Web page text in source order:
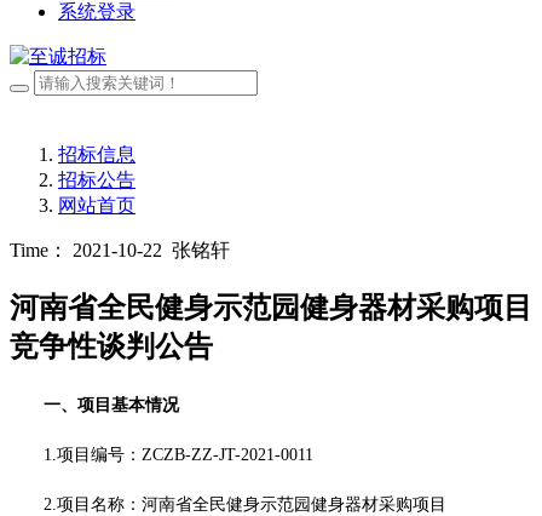
系统登录
招标信息
招标公告
网站首页
Time： 2021-10-22 张铭轩
河南省全民健身示范园健身器材采购项目
竞争性谈判公告
一、项目基本情况
1.项目编号： ZCZB-ZZ-JT-2021-0011
2.项目名称： 河南省全民健身示范园健身器材采购项目